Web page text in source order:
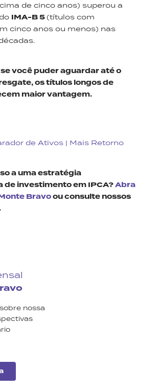
de cinco anos) superou a
IMA-B 5(títulos com
cinco anos ou menos) nas
você puder aguardar até o
os títulos longos de
maior vantagem.
de Ativos | Mais Retorno
a uma estratégia
de investimento em IPCA?Abra
Bravoou consulte nossos
nossa